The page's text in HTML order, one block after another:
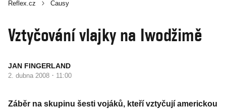
Reflex.cz Causy
Vztyčování vlajky na Iwodžimě
JAN FINGERLAND
2. dubna 2008 · 11:00
Záběr na skupinu šesti vojáků, kteří vztyčují americkou